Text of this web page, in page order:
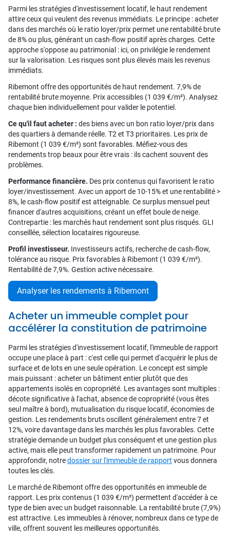
Parmi les stratégies d'investissement locatif, le haut rendement
attire ceux qui veulent des revenus immédiats. Le principe : acheter
dans des marchés où le ratio loyer/prix permet une rentabilité brute
de 8% ou plus, générant un cash-flow positif après charges. Cette
approche s'oppose au patrimonial : ici, on privilégie le rendement
sur la valorisation. Les risques sont plus élevés mais les revenus
immédiats.
Ribemont offre des opportunités de haut rendement. 7,9% de
rentabilité brute moyenne. Prix accessibles (1 039 €/m²). Analysez
chaque bien individuellement pour valider le potentiel.
Ce qu'il faut acheter : des biens avec un bon ratio loyer/prix dans
des quartiers à demande réelle. T2 et T3 prioritaires. Les prix de
Ribemont (1 039 €/m²) sont favorables. Méfiez-vous des
rendements trop beaux pour être vrais : ils cachent souvent des
problèmes.
Performance financière. Des prix contenus qui favorisent le ratio
loyer/investissement. Avec un apport de 10-15% et une rentabilité >
8%, le cash-flow positif est atteignable. Ce surplus mensuel peut
financer d'autres acquisitions, créant un effet boule de neige.
Contrepartie : les marchés haut rendement sont plus risqués. GLI
conseillée, sélection locataires rigoureuse.
Profil investisseur. Investisseurs actifs, recherche de cash-flow,
tolérance au risque. Prix favorables à Ribemont (1 039 €/m²).
Rentabilité de 7,9%. Gestion active nécessaire.
Analyser les rendements à Ribemont
Acheter un immeuble complet pour
accélérer la constitution de patrimoine
Parmi les stratégies d'investissement locatif, l'immeuble de rapport
occupe une place à part : c'est celle qui permet d'acquérir le plus de
surface et de lots en une seule opération. Le concept est simple
mais puissant : acheter un bâtiment entier plutôt que des
appartements isolés en copropriété. Les avantages sont multiples :
décote significative à l'achat, absence de copropriété (vous êtes
seul maître à bord), mutualisation du risque locatif, économies de
gestion. Les rendements bruts oscillent généralement entre 7 et
12%, voire davantage dans les marchés les plus favorables. Cette
stratégie demande un budget plus conséquent et une gestion plus
active, mais elle peut transformer rapidement un patrimoine. Pour
approfondir, notredossier sur l'immeuble de rapport vous donnera
toutes les clés.
Le marché de Ribemont offre des opportunités en immeuble de
rapport. Les prix contenus (1 039 €/m²) permettent d'accéder à ce
type de bien avec un budget raisonnable. La rentabilité brute (7,9%)
est attractive. Les immeubles à rénover, nombreux dans ce type de
ville, offrent souvent les meilleures opportunités.